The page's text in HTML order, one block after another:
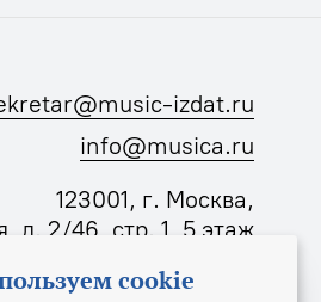
izdat.ru
info@musica.ru
123001, г. Москва,
д. 2/46, стр. 1, 5 этаж
издательства:
cookie